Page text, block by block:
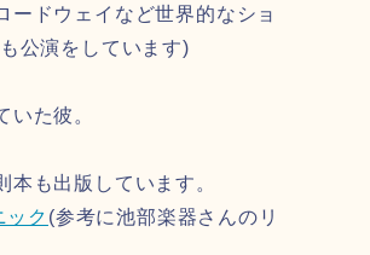
ードウェイなど世界的なショ
公演をしています)
た彼。
も出版しています。
ック (参考に池部楽器さんのリ